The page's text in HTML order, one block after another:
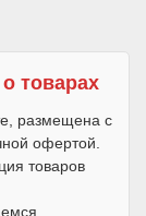
товарах
размещена с
офертой.
товаров